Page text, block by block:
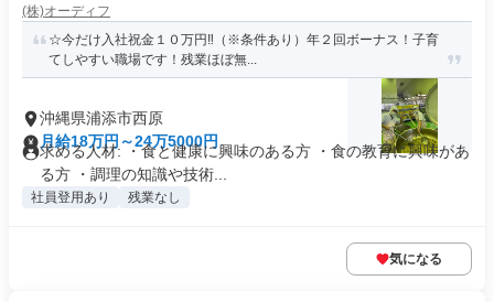
(株)オーディフ
☆今だけ入社祝金１０万円‼（※条件あり）年２回ボーナス！子育
てしやすい職場です！残業ほぼ無...
沖縄県浦添市西原
月給18万円～24万5000円
求める人材: ・食と健康に興味のある方 ・食の教育に興味があ
る方 ・調理の知識や技術...
社員登用あり 残業なし
気になる